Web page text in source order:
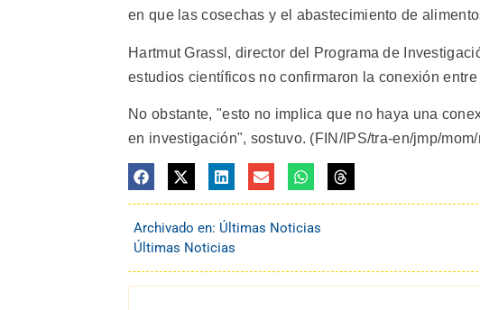
en que las cosechas y el abastecimiento de
Hartmut Grassl, director del Programa de
estudios científicos no confirmaron la conexión
No obstante, "esto no implica que no haya una
en investigación", sostuvo. (FIN/IPS/tra-en/jmp/
Archivado en: Últimas Noticias
Últimas Noticias